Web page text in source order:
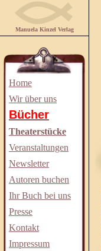
Manuela Kinzel Verlag
Home
Wir über uns
Bücher
Theaterstücke
Veranstaltungen
Newsletter
Autoren buchen
Ihr Buch bei uns
Presse
Kontakt
Impressum